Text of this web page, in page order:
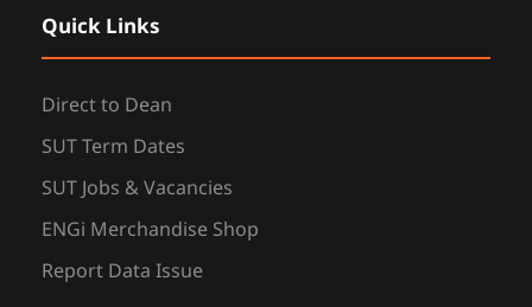
Quick Links
Direct to Dean
SUT Term Dates
SUT Jobs & Vacancies
ENGi Merchandise Shop
Report Data Issue